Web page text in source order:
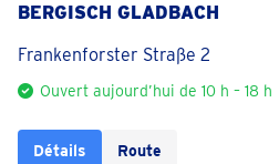
BERGISCH GLADBACH
Frankenforster Straße 2
Ouvert aujourd’hui de 10 h – 18 h
Détails Route